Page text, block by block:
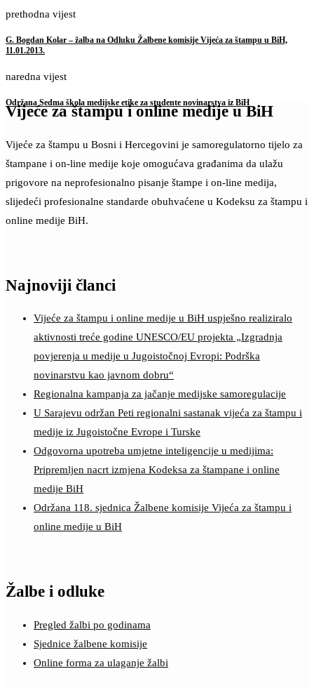
prethodna vijest
G. Bogdan Kolar – žalba na Odluku Žalbene komisije Vijeća za štampu u BiH,
11.01.2013.
naredna vijest
Održana Sedma škola medijske etike za studente novinarstva iz BiH
Vijeće za štampu i online medije u BiH
Vijeće za štampu u Bosni i Hercegovini je samoregulatorno tijelo za
štampane i on-line medije koje omogućava građanima da ulažu
prigovore na neprofesionalno pisanje štampe i on-line medija,
slijedeći profesionalne standarde obuhvaćene u Kodeksu za štampu i
online medije BiH.
Najnoviji članci
Vijeće za štampu i online medije u BiH uspješno realiziralo
aktivnosti treće godine UNESCO/EU projekta „Izgradnja
povjerenja u medije u Jugoistočnoj Evropi: Podrška
novinarstvu kao javnom dobru“
Regionalna kampanja za jačanje medijske samoregulacije
U Sarajevu održan Peti regionalni sastanak vijeća za štampu i
medije iz Jugoistočne Evrope i Turske
Odgovorna upotreba umjetne inteligencije u medijima:
Pripremljen nacrt izmjena Kodeksa za štampane i online
medije BiH
Održana 118. sjednica Žalbene komisije Vijeća za štampu i
online medije u BiH
Žalbe i odluke
Pregled žalbi po godinama
Sjednice žalbene komisije
Online forma za ulaganje žalbi